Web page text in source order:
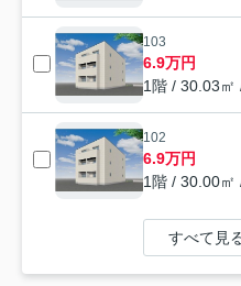
103
6.9万円
1階 / 30.03㎡
102
6.9万円
1階 / 30.00㎡
すべて見